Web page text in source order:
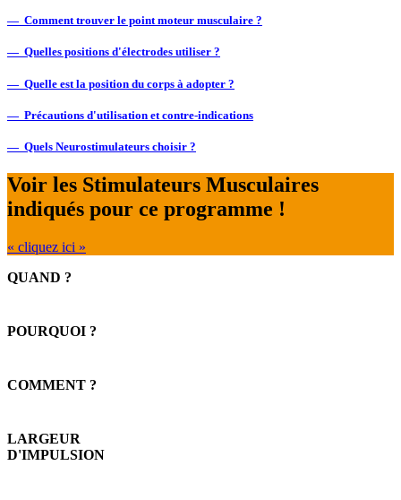
— Comment trouver le point moteur musculaire ?
— Quelles positions d'électrodes utiliser ?
— Quelle est la position du corps à adopter ?
— Précautions d'utilisation et contre-indications
— Quels Neurostimulateurs choisir ?
Voir les Stimulateurs Musculaires
indiqués pour ce programme !
« cliquez ici »
QUAND ?
POURQUOI ?
COMMENT ?
LARGEUR
D'IMPULSION